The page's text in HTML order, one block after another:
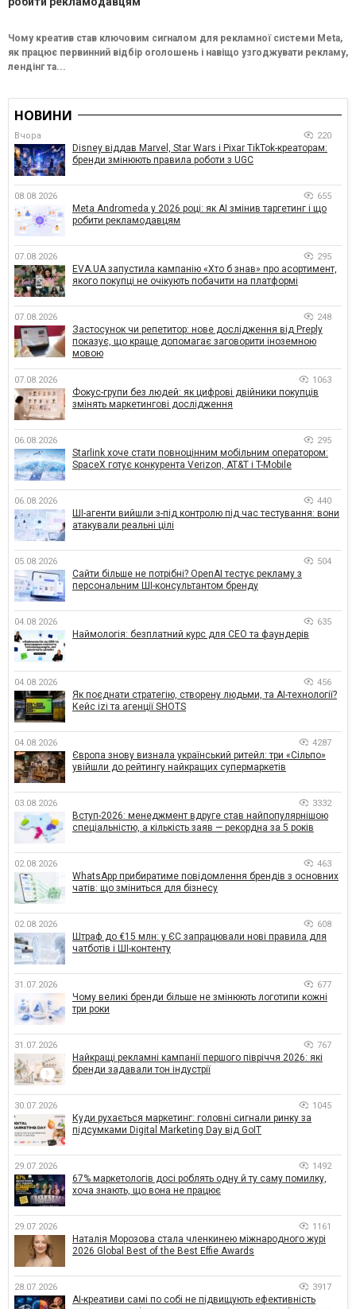
Чому креатив став ключовим сигналом для рекламної системи Meta,
як працює первинний відбір оголошень і навіщо узгоджувати рекламу,
лендінг та...
НОВИНИ
Вчора 220
Disney віддав Marvel, Star Wars і Pixar TikTok-креаторам:
бренди змінюють правила роботи з UGC
08.08.2026 655
Meta Andromeda у 2026 році: як AI змінив таргетинг і що
робити рекламодавцям
07.08.2026 295
EVA.UA запустила кампанію «Хто б знав» про асортимент,
якого покупці не очікують побачити на платформі
07.08.2026 248
Застосунок чи репетитор: нове дослідження від Preply
показує, що краще допомагає заговорити іноземною
мовою
07.08.2026 1063
Фокус-групи без людей: як цифрові двійники покупців
змінять маркетингові дослідження
06.08.2026 295
Starlink хоче стати повноцінним мобільним оператором:
SpaceX готує конкурента Verizon, AT&T і T-Mobile
06.08.2026 440
ШІ-агенти вийшли з-під контролю під час тестування: вони
атакували реальні цілі
05.08.2026 504
Сайти більше не потрібні? OpenAI тестує рекламу з
персональним ШІ-консультантом бренду
04.08.2026 635
Наймологія: безплатний курс для CEO та фаундерів
04.08.2026 456
Як поєднати стратегію, створену людьми, та AI-технології?
Кейс izi та агенції SHOTS
04.08.2026 4287
Європа знову визнала український ритейл: три «Сільпо»
увійшли до рейтингу найкращих супермаркетів
03.08.2026 3332
Вступ-2026: менеджмент вдруге став найпопулярнішою
спеціальністю, а кількість заяв — рекордна за 5 років
02.08.2026 463
WhatsApp прибиратиме повідомлення брендів з основних
чатів: що зміниться для бізнесу
02.08.2026 608
Штраф до €15 млн: у ЄС запрацювали нові правила для
чатботів і ШІ-контенту
31.07.2026 677
Чому великі бренди більше не змінюють логотипи кожні
три роки
31.07.2026 767
Найкращі рекламні кампанії першого півріччя 2026: які
бренди задавали тон індустрії
30.07.2026 1045
Куди рухається маркетинг: головні сигнали ринку за
підсумками Digital Marketing Day від GoIT
29.07.2026 1492
67% маркетологів досі роблять одну й ту саму помилку,
хоча знають, що вона не працює
29.07.2026 1161
Наталія Морозова стала членкинею міжнародного журі
2026 Global Best of the Best Effie Awards
28.07.2026 3917
AI-креативи самі по собі не підвищують ефективність